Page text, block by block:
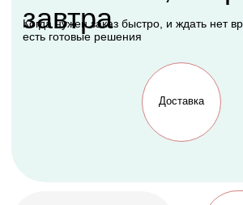
будет рада каждая
мама